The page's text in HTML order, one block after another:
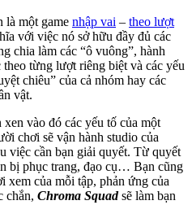
là một game nhập vai – theo lượt
với việc nó sở hữu đầy đủ các
chia làm các “ô vuông”, hành
từng lượt riêng biệt và các yếu
chiêu” của cả nhóm hay các
vật.
vào đó các yếu tố của một
chơi sẽ vận hành studio của
việc cần bạn giải quyết. Từ quyết
bị phục trang, đạo cụ… Bạn cũng
xem của mỗi tập, phản ứng của
chắn, Chroma Squadsẽ làm bạn